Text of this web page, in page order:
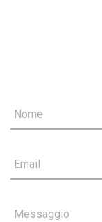
Nome
Email
Messaggio